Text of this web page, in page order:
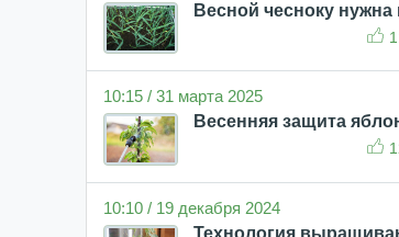
Весной чесноку нужна
10:15 / 31 марта 2025
Весенняя защита
10:10 / 19 декабря 2024
Технология